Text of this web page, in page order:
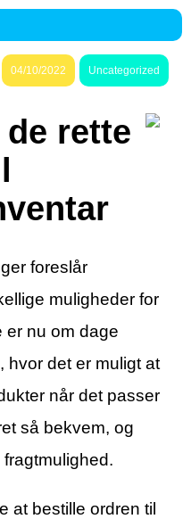
04/10/2022 Uncategorized
rette
foreslår
muligheder for
er nu om dage
hvor det er muligt at
når det passer
så bekvem, og
at bestille ordren til